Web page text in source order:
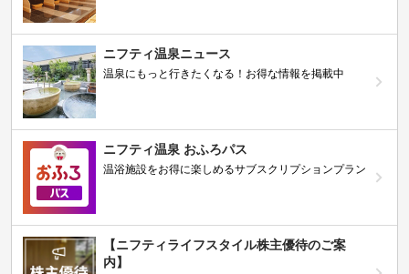
ニフティ温泉ニュース
温泉にもっと行きたくなる！お得な情報を掲載中
ニフティ温泉 おふろパス
温浴施設をお得に楽しめるサブスクリプションプラン
【ニフティライフスタイル株主優待のご案
内】